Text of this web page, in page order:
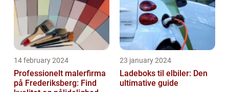
14 february 2024
Professionelt malerfirma
på Frederiksberg: Find
23 january 2024
Ladeboks til elbiler: Den
ultimative guide